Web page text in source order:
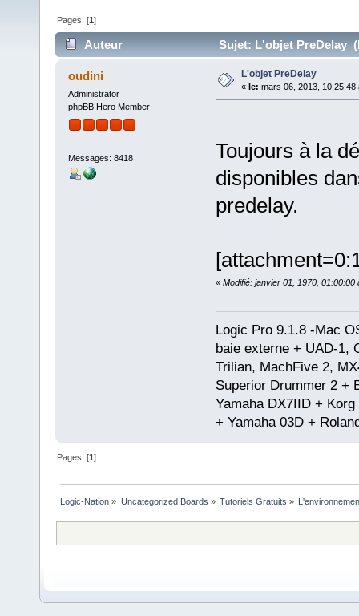
Pages: [1]
Auteur Sujet: L'objet PreDelay
oudini
Administrator
phpBB Hero Member
Messages: 8418
L'objet PreDelay
« le: mars 06, 2013, 10:25:48
Toujours à la
disponibles
predelay.
« Modifié: janvier 01, 1970, 01:00:00
Logic Pro 9.1.8 -Mac
baie externe + UAD-1,
Trilian, MachFive 2,
Superior Drummer 2 +
Yamaha DX7IID +
+ Yamaha 03D +
Pages: [1]
Logic-Nation » Uncategorized Boards » Tutoriels Gratuits »